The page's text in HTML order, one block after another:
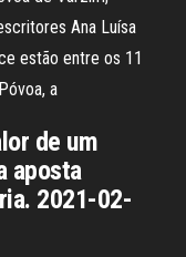
Ana Luísa
estão entre os 11
a
de um
aposta
2021-02-